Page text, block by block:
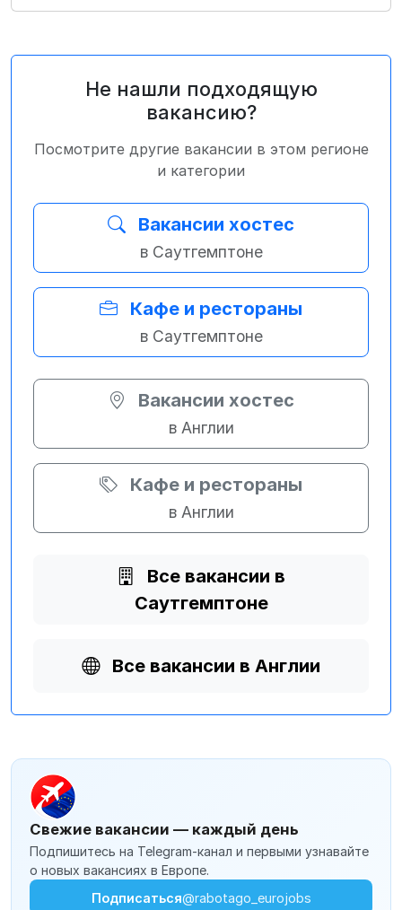
Не нашли подходящую
вакансию?
Посмотрите другие вакансии в этом регионе
и категории
Вакансии хостес
в Саутгемптоне
Кафе и рестораны
в Саутгемптоне
Вакансии хостес
в Англии
Кафе и рестораны
в Англии
Все вакансии в
Саутгемптоне
Все вакансии в Англии
Свежие вакансии — каждый день
Подпишитесь на Telegram-канал и первыми узнавайте
о новых вакансиях в Европе.
Подписаться@rabotago_eurojobs